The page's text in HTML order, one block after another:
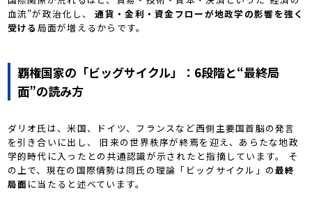
血流”が政治化し、通貨・金利・資金フローが地政学の影響を強く
受ける 局面が増えるからです。
覇権国家の「ビッグサイクル」：6段階と“最終局
面”の読み方
ダリオ氏は、米国、ドイツ、フランスなど西側主要国首脳の発言
を引き合いに出し、 旧来の世界秩序が終焉を迎え、あらたな地政
学的時代に入ったとの共通認識が示されたと指摘しています。 そ
の上で、現在の国際情勢は同氏の理論「ビッグサイクル」の最終
局面に当たると述べています。